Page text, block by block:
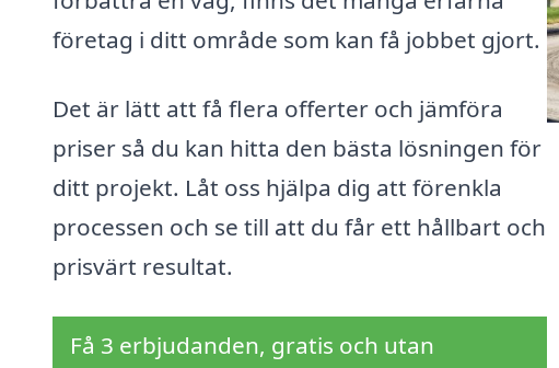
företag i ditt område som kan få jobbet gjort.
Det är lätt att få flera offerter och jämföra
priser så du kan hitta den bästa lösningen för
ditt projekt. Låt oss hjälpa dig att förenkla
processen och se till att du får ett hållbart och
prisvärt resultat.
Få 3 erbjudanden, gratis och utan